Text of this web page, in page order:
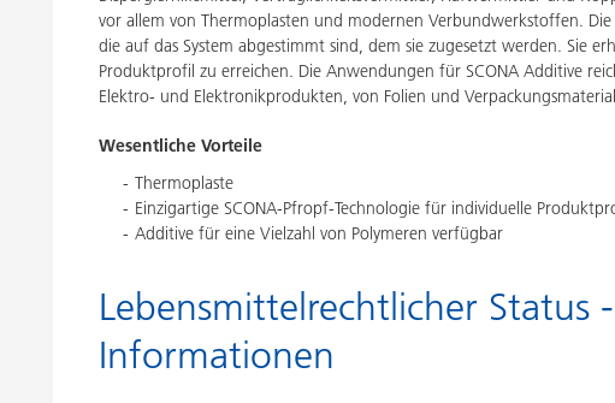
vor allem von Thermoplasten und modernen Verbundwerkstoffen.
die auf das System abgestimmt sind, dem sie zugesetzt werden. Sie
Produktprofil zu erreichen. Die Anwendungen für SCONA Additive
Elektro- und Elektronikprodukten, von Folien und
Wesentliche Vorteile
Thermoplaste
Einzigartige SCONA-Pfropf-Technologie für individuelle
Additive für eine Vielzahl von Polymeren verfügbar
Lebensmittelrechtlicher Status
Informationen